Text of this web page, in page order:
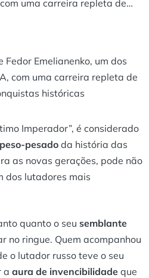
uma carreira repleta de
históricas
Emelianenko, um dos
com uma carreira repleta de
históricas
Imperador”, é considerado
pesado da história das
as novas gerações, pode não
dos lutadores mais
quanto o seu semblante
no ringue. Quem acompanhou
o lutador russo teve o seu
a aura de invencibilidade que